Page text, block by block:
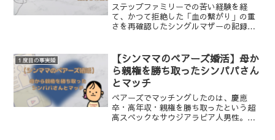
ステップファミリーでの苦い経験を経
て、かつて拒絶した「血の繋がり」の重
さを再確認したシングルマザーの記録。
して「子供にとっての父親」という正解
のない問いに、自身の体験から向き合い
ます。
１度目の事実婚
【シンママのペアーズ婚活】母か
ら親権を勝ち取ったシンパパさん
とマッチ
ペアーズでマッチングしたのは、慶應
卒・高年収・親権を勝ち取ったという超
高スペックなサウジアラビア人男性。絵